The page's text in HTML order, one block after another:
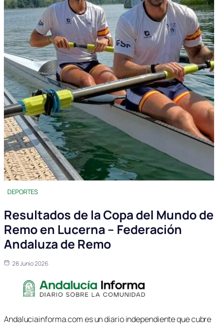
DEPORTES
Resultados de la Copa del Mundo de
Remo en Lucerna – Federación
Andaluza de Remo
28 Junio 2026
Andaluciainforma.com es un diario independiente que cubre